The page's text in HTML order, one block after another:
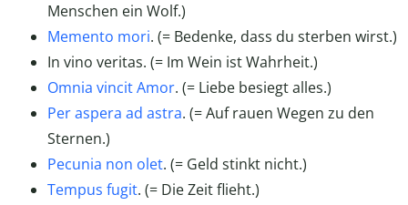
Menschen ein Wolf.)
Memento mori. (= Bedenke, dass du sterben wirst.)
In vino veritas. (= Im Wein ist Wahrheit.)
Omnia vincit Amor. (= Liebe besiegt alles.)
Per aspera ad astra. (= Auf rauen Wegen zu den
Sternen.)
Pecunia non olet. (= Geld stinkt nicht.)
Tempus fugit. (= Die Zeit flieht.)